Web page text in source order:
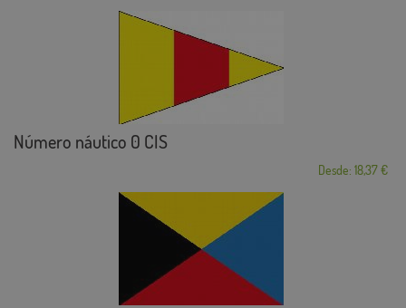
Número náutico 0 CIS
Desde: 18,37 €